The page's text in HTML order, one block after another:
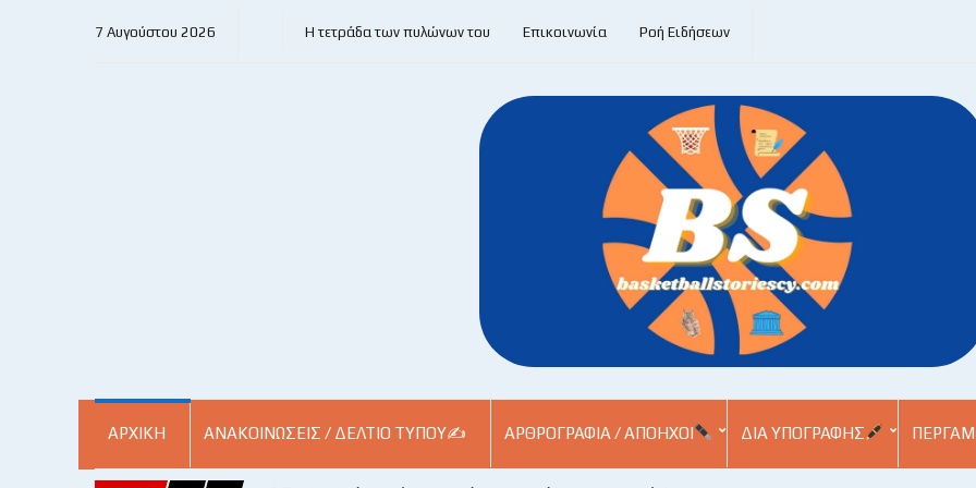
7 Αυγούστου 2026 Η τετράδα των πυλώνων του Επικοινωνία Ροή Ειδήσεων
ΑΡΧΙΚΗ ΑΝΑΚΟΙΝΏΣΕΙΣ / ΔΕΛΤΊΟ ΤΎΠΟΥ✍ ΑΡΘΡΟΓΡΑΦΊΑ / ΑΠΌΗΧΟΙ ΔΙΑ ΥΠΟΓΡΑΦΉΣ